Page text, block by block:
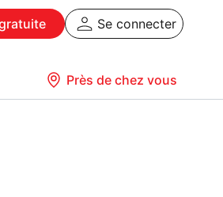
Se connecter
Près de chez vous